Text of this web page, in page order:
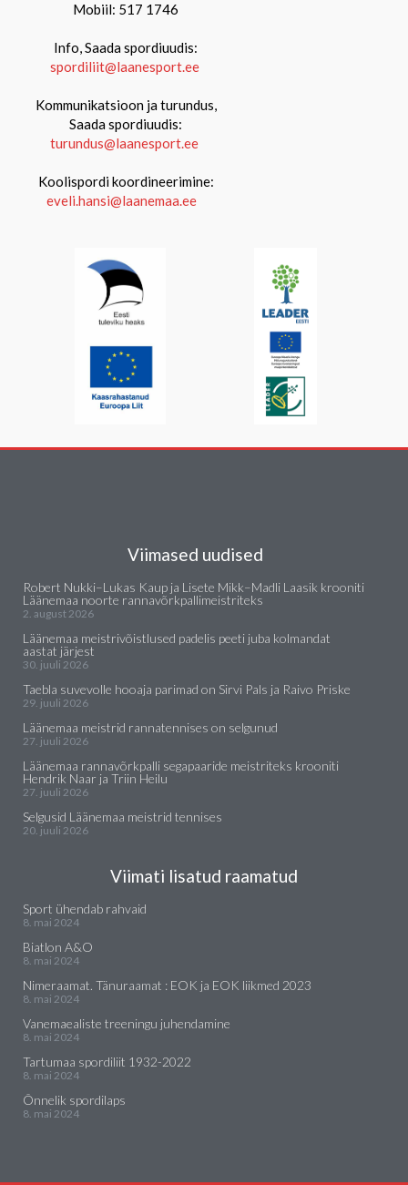
Mobiil: 517 1746
Info, Saada spordiuudis:
spordiliit@laanesport.ee
Kommunikatsioon ja turundus,
Saada spordiuudis:
turundus@laanesport.ee
Koolispordi koordineerimine:
eveli.hansi@laanemaa.ee
Viimased uudised
Robert Nukki–Lukas Kaup ja Lisete Mikk–Madli Laasik krooniti
Läänemaa noorte rannavõrkpallimeistriteks
2. august 2026
Läänemaa meistrivõistlused padelis peeti juba kolmandat
aastat järjest
30. juuli 2026
Taebla suvevolle hooaja parimad on Sirvi Pals ja Raivo Priske
29. juuli 2026
Läänemaa meistrid rannatennises on selgunud
27. juuli 2026
Läänemaa rannavõrkpalli segapaaride meistriteks krooniti
Hendrik Naar ja Triin Heilu
27. juuli 2026
Selgusid Läänemaa meistrid tennises
20. juuli 2026
Viimati lisatud raamatud
Sport ühendab rahvaid
8. mai 2024
Biatlon A&O
8. mai 2024
Nimeraamat. Tänuraamat : EOK ja EOK liikmed 2023
8. mai 2024
Vanemaealiste treeningu juhendamine
8. mai 2024
Tartumaa spordiliit 1932-2022
8. mai 2024
Õnnelik spordilaps
8. mai 2024